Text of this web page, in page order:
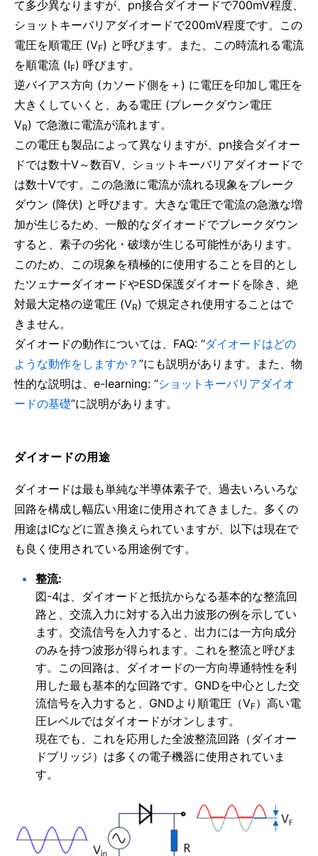
て多少異なりますが、pn接合ダイオードで700mV程度、
ショットキーバリアダイオードで200mV程度です。この
電圧を順電圧 (VF) と呼びます。また、この時流れる電流
を順電流 (IF) 呼びます。
逆バイアス方向 (カソード側を＋) に電圧を印加し電圧を
大きくしていくと、ある電圧 (ブレークダウン電圧
VR) で急激に電流が流れます。
この電圧も製品によって異なりますが、pn接合ダイオー
ドでは数十V～数百V、ショットキーバリアダイオードで
は数十Vです。この急激に電流が流れる現象をブレーク
ダウン (降伏) と呼びます。大きな電圧で電流の急激な増
加が生じるため、一般的なダイオードでブレークダウン
すると、素子の劣化・破壊が生じる可能性があります。
このため、この現象を積極的に使用することを目的とし
たツェナーダイオードやESD保護ダイオードを除き、絶
対最大定格の逆電圧 (VR) で規定され使用することはで
きません。
ダイオードの動作については、FAQ: “ダイオードはどの
ような動作をしますか？ ”にも説明があります。また、物
性的な説明は、e-learning: “ショットキーバリアダイオ
ードの基礎”に説明があります。
ダイオードの用途
ダイオードは最も単純な半導体素子で、過去いろいろな
回路を構成し幅広い用途に使用されてきました。多くの
用途はICなどに置き換えられていますが、以下は現在で
も良く使用されている用途例です。
整流:
図-4は、ダイオードと抵抗からなる基本的な整流回
路と、交流入力に対する入出力波形の例を示してい
ます。交流信号を入力すると、出力には一方向成分
のみを持つ波形が得られます。これを整流と呼びま
す。この回路は、ダイオードの一方向導通特性を利
用した最も基本的な回路です。GNDを中心とした交
流信号を入力すると、GNDより順電圧（VF）高い電
圧レベルではダイオードがオンします。
現在でも、これを応用した全波整流回路（ダイオー
ドブリッジ）は多くの電子機器に使用されていま
す。